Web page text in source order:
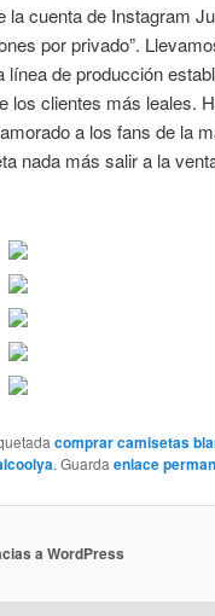
cuenta de Instagram
por privado”.
de producción
los clientes más leales.
a los fans de la
nada más salir a la
comprar camisetas
. Guardaenlace
a WordPress